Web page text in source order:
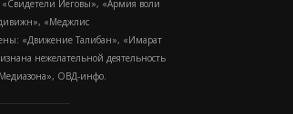
Иеговы», «Армия воли
«Меджлис
«Движение Талибан», «Имарат
нежелательной деятельность
ОВД-инфо.